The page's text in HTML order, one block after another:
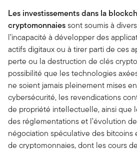
Les investissements dans la
cryptomonnaiessont soumis à
l’incapacité à développer des
actifs digitaux ou à tirer parti de ces
perte ou la destruction de clés
possibilité que les technologies
ne soient jamais pleinement mises
cybersécurité, les revendications
de propriété intellectuelle, ainsi que
des réglementations et l’évolution
négociation spéculative des bitcoins
de cryptomonnaies, dont les cours